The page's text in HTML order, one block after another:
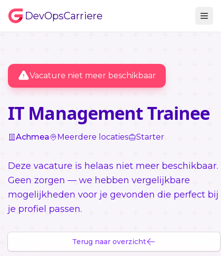
DevOpsCarriere
Vacature niet meer beschikbaar
IT Management Trainee
Achmea Meerdere locaties Starter
Deze vacature is helaas niet meer beschikbaar.
Geen zorgen — we hebben vergelijkbare
mogelijkheden voor je gevonden die perfect bij
je profiel passen.
Terug naar overzicht